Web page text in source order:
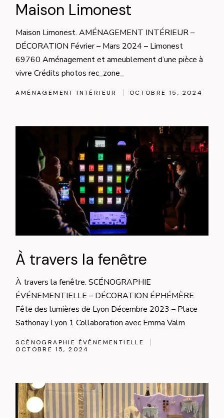
Maison Limonest
Maison Limonest. AMÉNAGEMENT INTÉRIEUR –
DÉCORATION Février – Mars 2024 – Limonest
69760 Aménagement et ameublement d’une pièce à
vivre Crédits photos rec_zone_
AMÉNAGEMENT INTÉRIEUR OCTOBRE 15, 2024
À travers la fenêtre
À travers la fenêtre. SCÉNOGRAPHIE
ÉVÉNEMENTIELLE – DÉCORATION ÉPHÉMÈRE
Fête des lumières de Lyon Décembre 2023 – Place
Sathonay Lyon 1 Collaboration avec Emma Valm
SCÉNOGRAPHIE ÉVÉNEMENTIELLE
OCTOBRE 15, 2024